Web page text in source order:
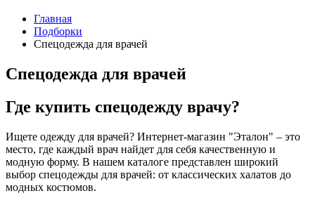
Главная
Подборки
Спецодежда для врачей
Спецодежда для врачей
Где купить спецодежду врачу?
Ищете одежду для врачей? Интернет-магазин "Эталон" – это
место, где каждый врач найдет для себя качественную и
модную форму. В нашем каталоге представлен широкий
выбор спецодежды для врачей: от классических халатов до
модных костюмов.